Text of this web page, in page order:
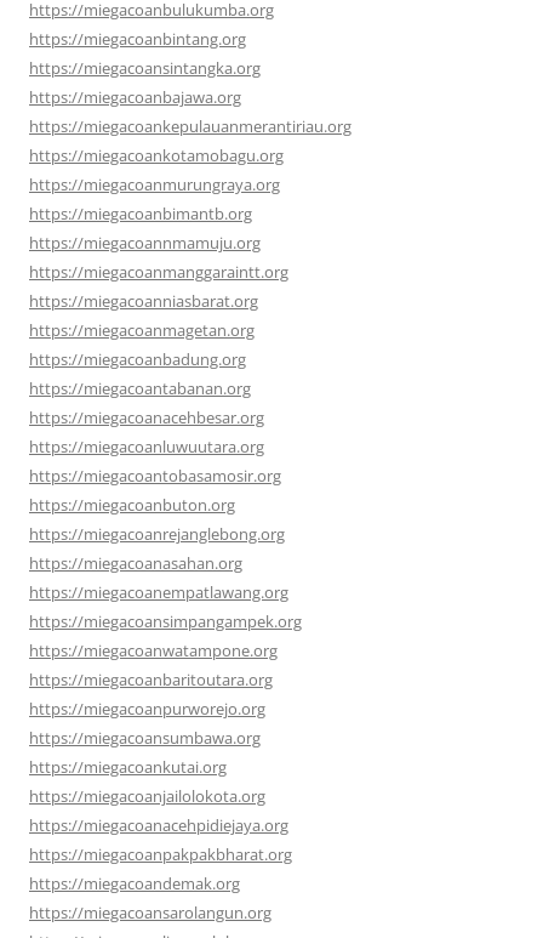
https://miegacoanbulukumba.org
https://miegacoanbintang.org
https://miegacoansintangka.org
https://miegacoanbajawa.org
https://miegacoankepulauanmerantiriau.org
https://miegacoankotamobagu.org
https://miegacoanmurungraya.org
https://miegacoanbimantb.org
https://miegacoannmamuju.org
https://miegacoanmanggaraintt.org
https://miegacoanniasbarat.org
https://miegacoanmagetan.org
https://miegacoanbadung.org
https://miegacoantabanan.org
https://miegacoanacehbesar.org
https://miegacoanluwuutara.org
https://miegacoantobasamosir.org
https://miegacoanbuton.org
https://miegacoanrejanglebong.org
https://miegacoanasahan.org
https://miegacoanempatlawang.org
https://miegacoansimpangampek.org
https://miegacoanwatampone.org
https://miegacoanbaritoutara.org
https://miegacoanpurworejo.org
https://miegacoansumbawa.org
https://miegacoankutai.org
https://miegacoanjailolokota.org
https://miegacoanacehpidiejaya.org
https://miegacoanpakpakbharat.org
https://miegacoandemak.org
https://miegacoansarolangun.org